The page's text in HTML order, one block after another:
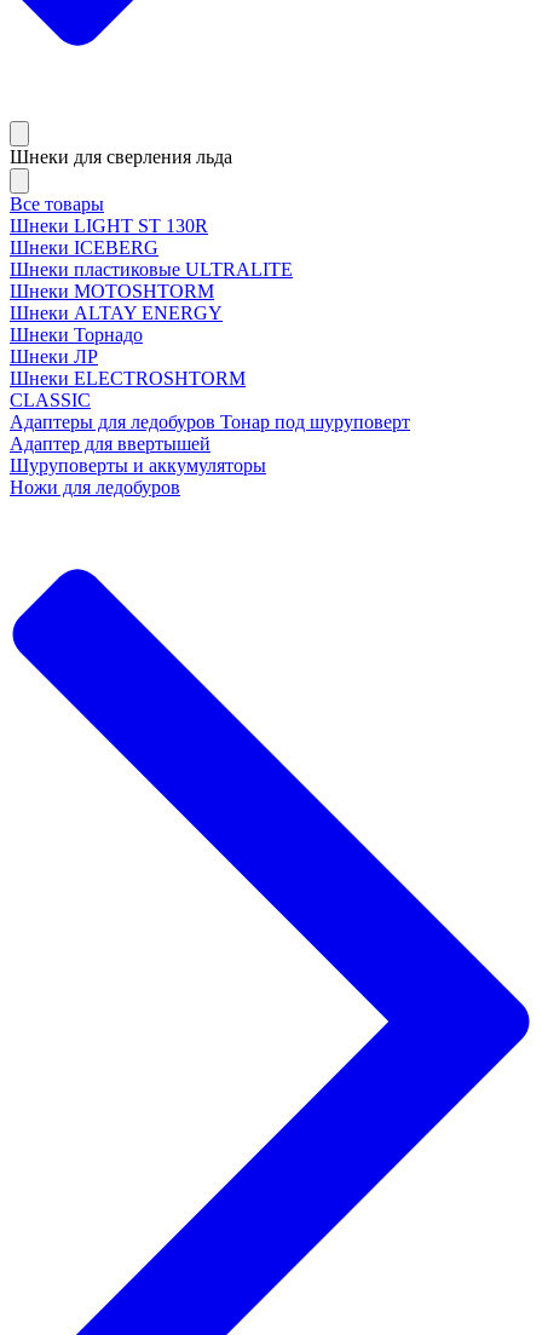
Шнеки для сверления льда
Все товары
Шнеки LIGHT ST 130R
Шнеки ICEBERG
Шнеки пластиковые ULTRALITE
Шнеки MOTOSHTORM
Шнеки ALTAY ENERGY
Шнеки Торнадо
Шнеки ЛР
Шнеки ELECTROSHTORM
CLASSIC
Адаптеры для ледобуров Тонар под шуруповерт
Адаптер для ввертышей
Шуруповерты и аккумуляторы
Ножи для ледобуров